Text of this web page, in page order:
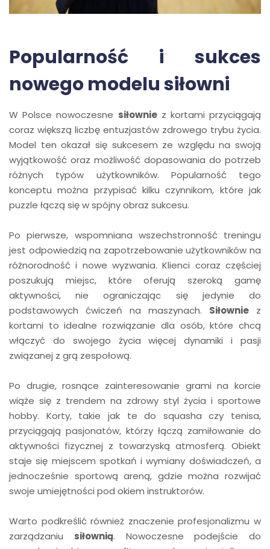
Popularność i sukces
nowego modelu siłowni
W Polsce nowoczesne siłowniez kortami przyciągają
coraz większą liczbę entuzjastów zdrowego trybu życia.
Model ten okazał się sukcesem ze względu na swoją
wyjątkowość oraz możliwość dopasowania do potrzeb
różnych typów użytkowników. Popularność tego
konceptu można przypisać kilku czynnikom, które jak
puzzle łączą się w spójny obraz sukcesu.
Po pierwsze, wspomniana wszechstronność treningu
jest odpowiedzią na zapotrzebowanie użytkowników na
różnorodność i nowe wyzwania. Klienci coraz częściej
poszukują miejsc, które oferują szeroką gamę
aktywności, nie ograniczając się jedynie do
podstawowych ćwiczeń na maszynach. Siłownie z
kortami to idealne rozwiązanie dla osób, które chcą
włączyć do swojego życia więcej dynamiki i pasji
związanej z grą zespołową.
Po drugie, rosnące zainteresowanie grami na korcie
wiąże się z trendem na zdrowy styl życia i sportowe
hobby. Korty, takie jak te do squasha czy tenisa,
przyciągają pasjonatów, którzy łączą zamiłowanie do
aktywności fizycznej z towarzyską atmosferą. Obiekt
staje się miejscem spotkań i wymiany doświadczeń, a
jednocześnie sportową areną, gdzie można rozwijać
swoje umiejętności pod okiem instruktorów.
Warto podkreślić również znaczenie profesjonalizmu w
zarządzaniu siłownią. Nowoczesne podejście do